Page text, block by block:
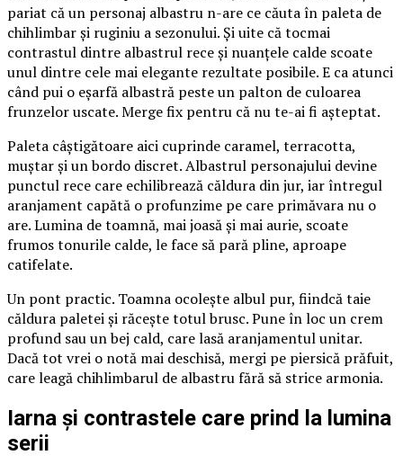
pariat că un personaj albastru n-are ce căuta în paleta de
chihlimbar și ruginiu a sezonului. Și uite că tocmai
contrastul dintre albastrul rece și nuanțele calde scoate
unul dintre cele mai elegante rezultate posibile. E ca atunci
când pui o eșarfă albastră peste un palton de culoarea
frunzelor uscate. Merge fix pentru că nu te-ai fi așteptat.
Paleta câștigătoare aici cuprinde caramel, terracotta,
muștar și un bordo discret. Albastrul personajului devine
punctul rece care echilibrează căldura din jur, iar întregul
aranjament capătă o profunzime pe care primăvara nu o
are. Lumina de toamnă, mai joasă și mai aurie, scoate
frumos tonurile calde, le face să pară pline, aproape
catifelate.
Un pont practic. Toamna ocolește albul pur, fiindcă taie
căldura paletei și răcește totul brusc. Pune în loc un crem
profund sau un bej cald, care lasă aranjamentul unitar.
Dacă tot vrei o notă mai deschisă, mergi pe piersică prăfuit,
care leagă chihlimbarul de albastru fără să strice armonia.
Iarna și contrastele care prind la lumina
serii